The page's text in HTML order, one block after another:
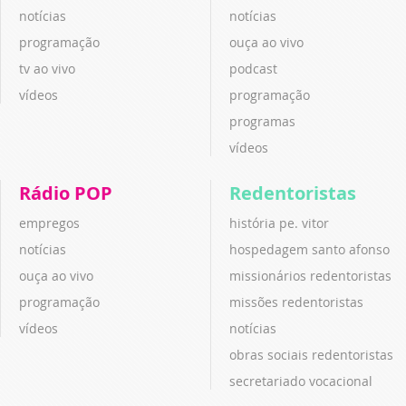
notícias
programação
tv ao vivo
vídeos
notícias
ouça ao vivo
podcast
programação
programas
vídeos
Rádio POP
empregos
notícias
ouça ao vivo
programação
vídeos
Redentoristas
história pe. vitor
hospedagem santo afonso
missionários redentoristas
missões redentoristas
notícias
obras sociais redentoristas
secretariado vocacional